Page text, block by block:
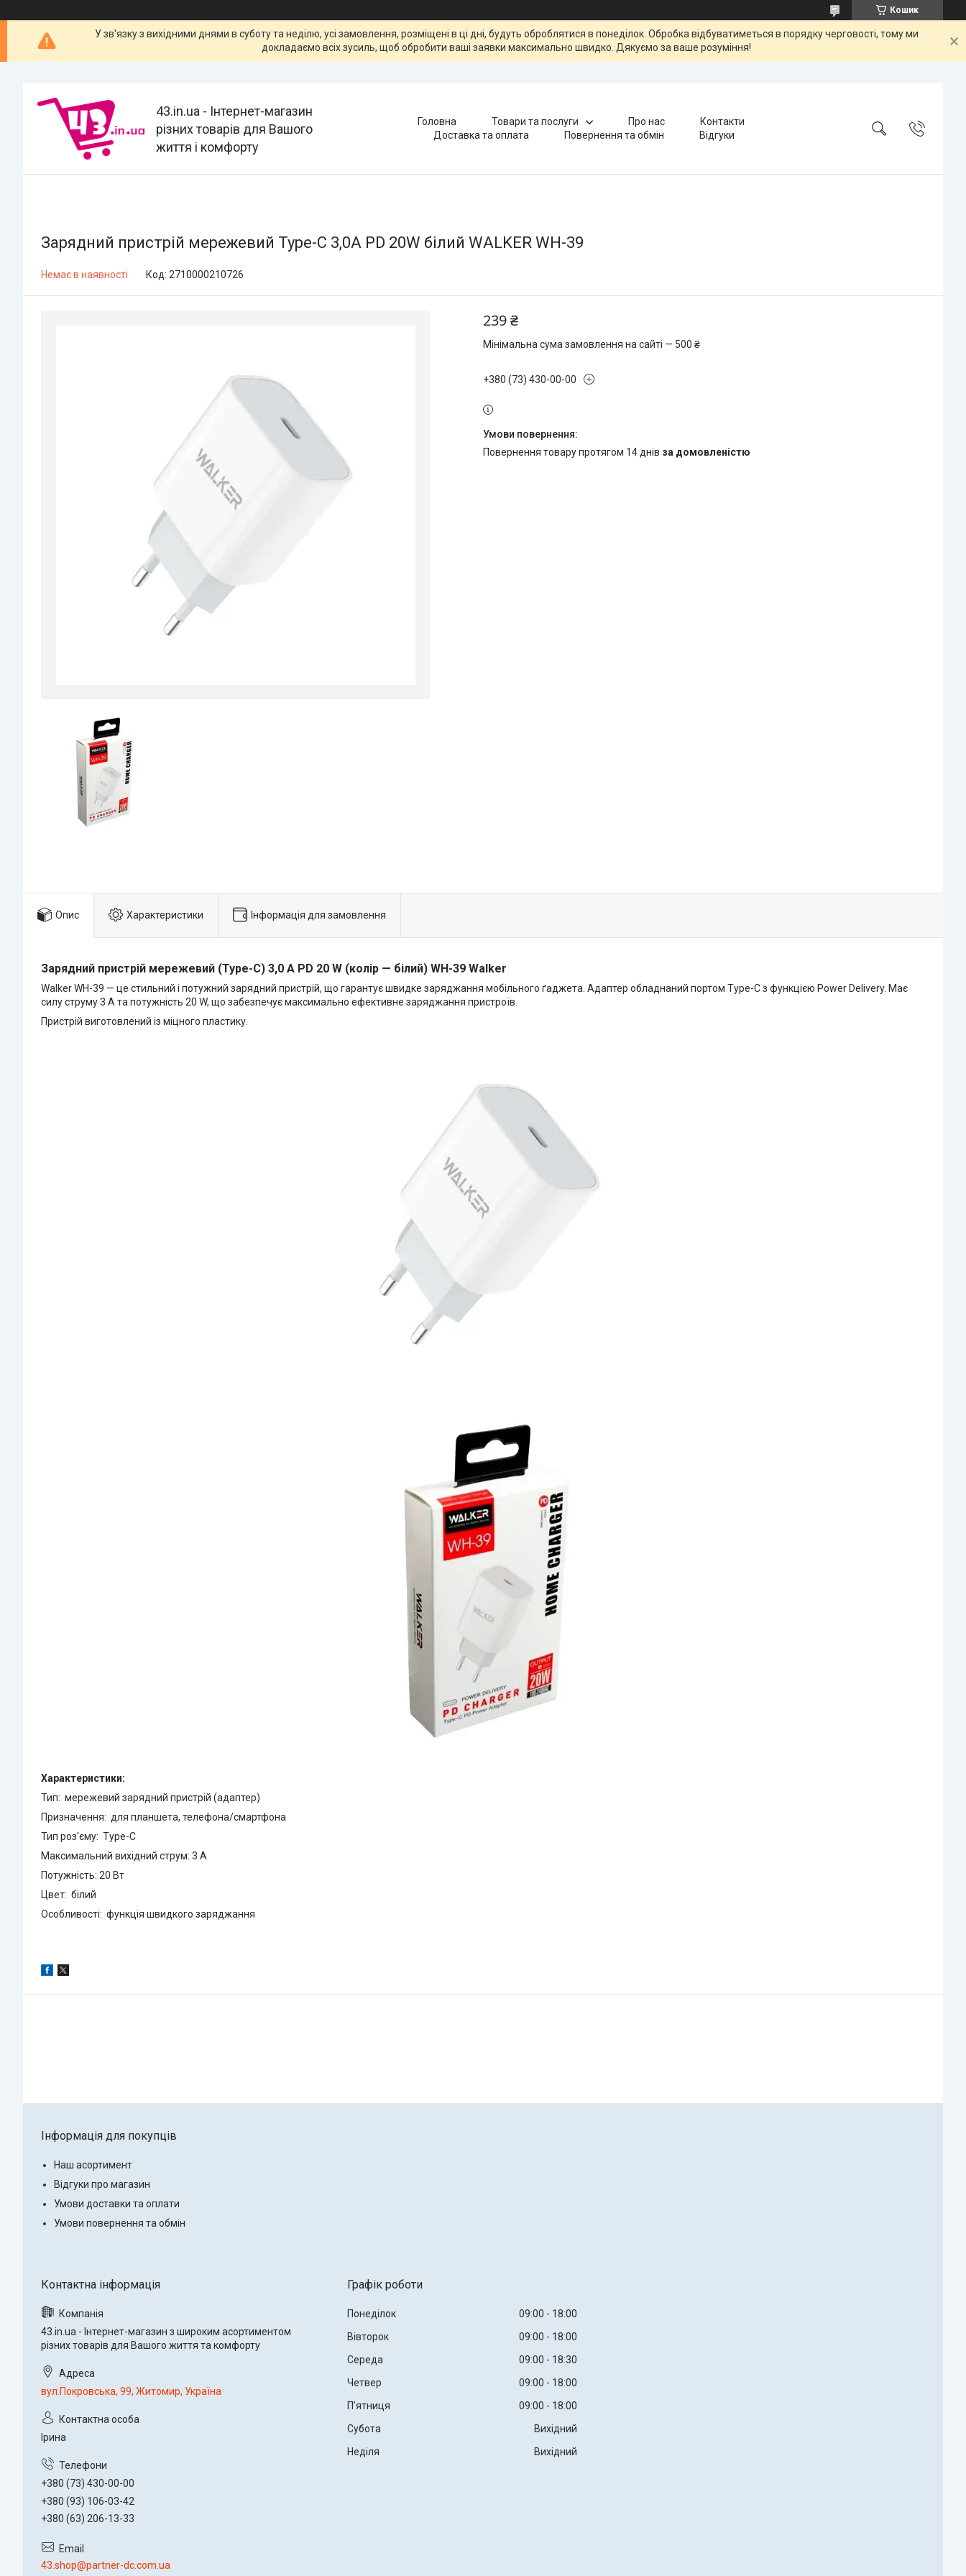
Кошик
У зв'язку з вихідними днями в суботу та неділю, усі замовлення, розміщені в ці дні, будуть оброблятися в понеділок. Обробка відбуватиметься в порядку черговості, тому ми
докладаємо всіх зусиль, щоб обробити ваші заявки максимально швидко. Дякуємо за ваше розуміння!
43.in.ua - Інтернет-магазин
різних товарів для Вашого
життя і комфорту
Головна Товари та послуги Про нас
Контакти
Доставка та оплата
Повернення та обмін Відгуки
Зарядний пристрій мережевий Type-C 3,0A PD 20W білий WALKER WH-39
Немає в наявності Код: 2710000210726
239 ₴
Мінімальна сума замовлення на сайті — 500 ₴
+380 (73) 430-00-00
повернення товару протягом 14 днів за домовленістю
Опис Характеристики Інформація для замовлення
Зарядний пристрій мережевий (Type-C) 3,0 A PD 20 W (колір — білий) WH-39 Walker
Walker WH-39 — це стильний і потужний зарядний пристрій, що гарантує швидке заряджання мобільного ґаджета. Адаптер обладнаний портом Type-C з функцією Power Delivery. Має
силу струму 3 А та потужність 20 W, що забезпечує максимально ефективне заряджання пристроїв.
Пристрій виготовлений із міцного пластику.
Характеристики:
Тип: мережевий зарядний пристрій (адаптер)
Призначення: для планшета, телефона/смартфона
Тип роз'єму: Type-C
Максимальний вихідний струм: 3 А
Потужність: 20 Вт
Цвет: білий
Особливості: функція швидкого заряджання
Інформація для покупців
Наш асортимент
Відгуки про магазин
Умови доставки та оплати
Умови повернення та обмін
43.in.ua - Інтернет-магазин з широким асортиментом
різних товарів для Вашого життя та комфорту
вул.Покровська, 99, Житомир, Україна
Ірина
+380 (73) 430-00-00
+380 (93) 106-03-42
+380 (63) 206-13-33
43.shop@partner-dc.com.ua
Графік роботи
Понеділок 09:00
18:00
Вівторок
09:00
18:00
Середа
09:00
18:30
Четвер
09:00
18:00
Пʼятниця
09:00
18:00
Субота
Вихідний
Неділя
Вихідний